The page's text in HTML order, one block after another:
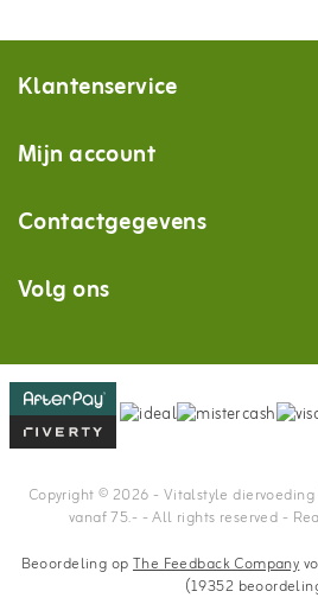
Klantenservice
Mijn account
Contactgegevens
Volg ons
Copyright © 2026 - Vitalstyle
vanaf 75.- - All rights reserved -
Beoordeling opThe Feedback Company
(19352